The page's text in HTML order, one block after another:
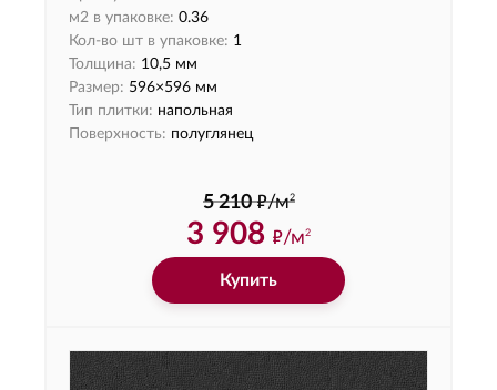
м2 в упаковке: 0.36
Кол-во шт в упаковке: 1
Толщина: 10,5 мм
Размер: 596×596 мм
Тип плитки: напольная
Поверхность: полуглянец
5 210 ф/м2
3 908 ф/м2
Купить